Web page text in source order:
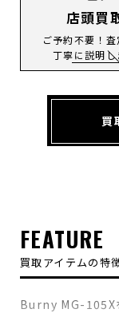
店頭買
ご予約不要！
丁寧に説明し
買
FEATURE
買取アイテムの特
Burny MG-105X